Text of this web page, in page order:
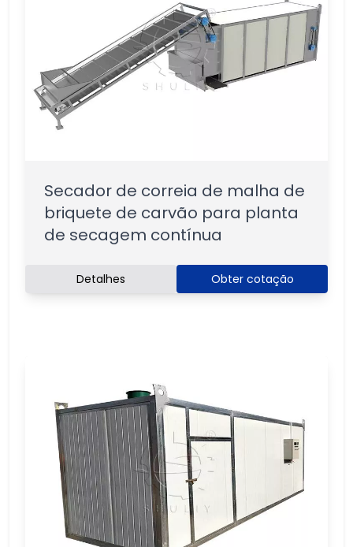
Secador de correia de malha de
briquete de carvão para planta
de secagem contínua
Detalhes Obter cotação